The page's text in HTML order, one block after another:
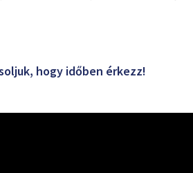
hogy időben érkezz!